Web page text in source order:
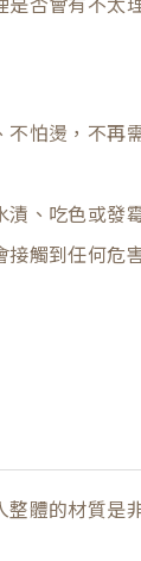
怕燙，不再
、吃色或發
觸到任何危
體的材質是